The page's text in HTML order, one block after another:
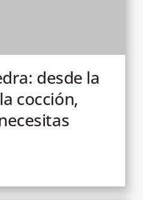
desde la
cocción,